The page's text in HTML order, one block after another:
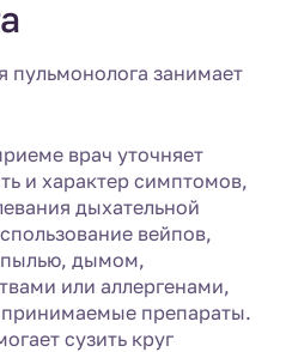
пульмонолога занимает
врач уточняет
и характер симптомов,
дыхательной
вейпов,
пылью, дымом,
или аллергенами,
принимаемые препараты.
сузить круг